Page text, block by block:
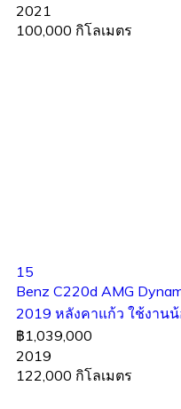
2021
100,000 กิโลเมตร
15
Benz C220d AMG
2019 หลังคาแก้ว ใช้งาน
฿1,039,000
2019
122,000 กิโลเมตร